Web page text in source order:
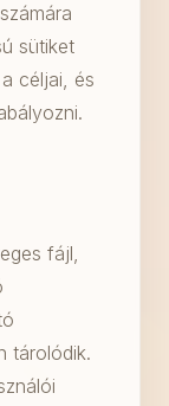
sütiket
céljai, és
fájl,
tárolódik.